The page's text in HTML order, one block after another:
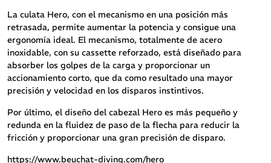
La culata Hero, con el mecanismo en una posición más
retrasada, permite aumentar la potencia y consigue una
ergonomía ideal. El mecanismo, totalmente de acero
inoxidable, con su cassette reforzado, está diseñado para
absorber los golpes de la carga y proporcionar un
accionamiento corto, que da como resultado una mayor
precisión y velocidad en los disparos instintivos.
Por último, el diseño del cabezal Hero es más pequeño y
redunda en la fluidez de paso de la flecha para reducir la
fricción y proporcionar una gran precisión de disparo.
https://www.beuchat-diving.com/hero